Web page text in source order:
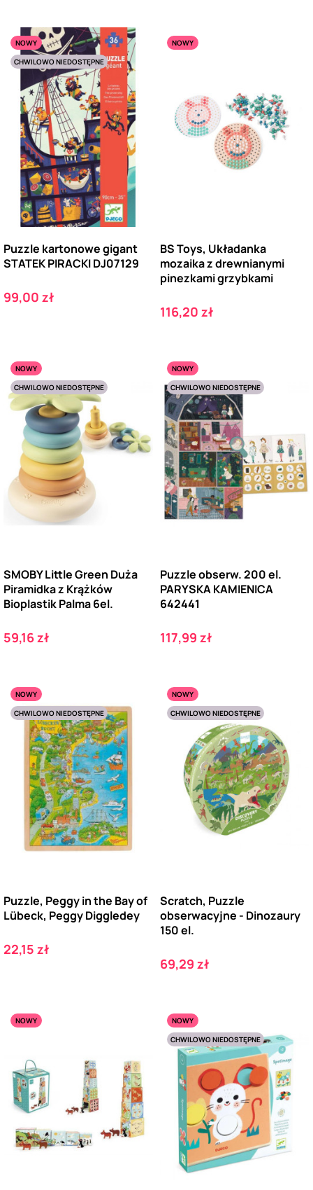
NOWY
CHWILOWO NIEDOSTĘPNE
Puzzle kartonowe gigant
STATEK PIRACKI DJ07129
Cena
99,00 zł
NOWY
BS Toys, Układanka
mozaika z drewnianymi
pinezkami grzybkami
Cena
116,20 zł
NOWY
CHWILOWO NIEDOSTĘPNE
SMOBY Little Green Duża
Piramidka z Krążków
Bioplastik Palma 6el.
Cena
59,16 zł
NOWY
CHWILOWO NIEDOSTĘPNE
Puzzle obserw. 200 el.
PARYSKA KAMIENICA
642441
Cena
117,99 zł
NOWY
CHWILOWO NIEDOSTĘPNE
Puzzle, Peggy in the Bay of
Lübeck, Peggy Diggledey
Cena
22,15 zł
NOWY
CHWILOWO NIEDOSTĘPNE
Scratch, Puzzle
obserwacyjne - Dinozaury
150 el.
Cena
69,29 zł
NOWY
NOWY
CHWILOWO NIEDOSTĘPNE